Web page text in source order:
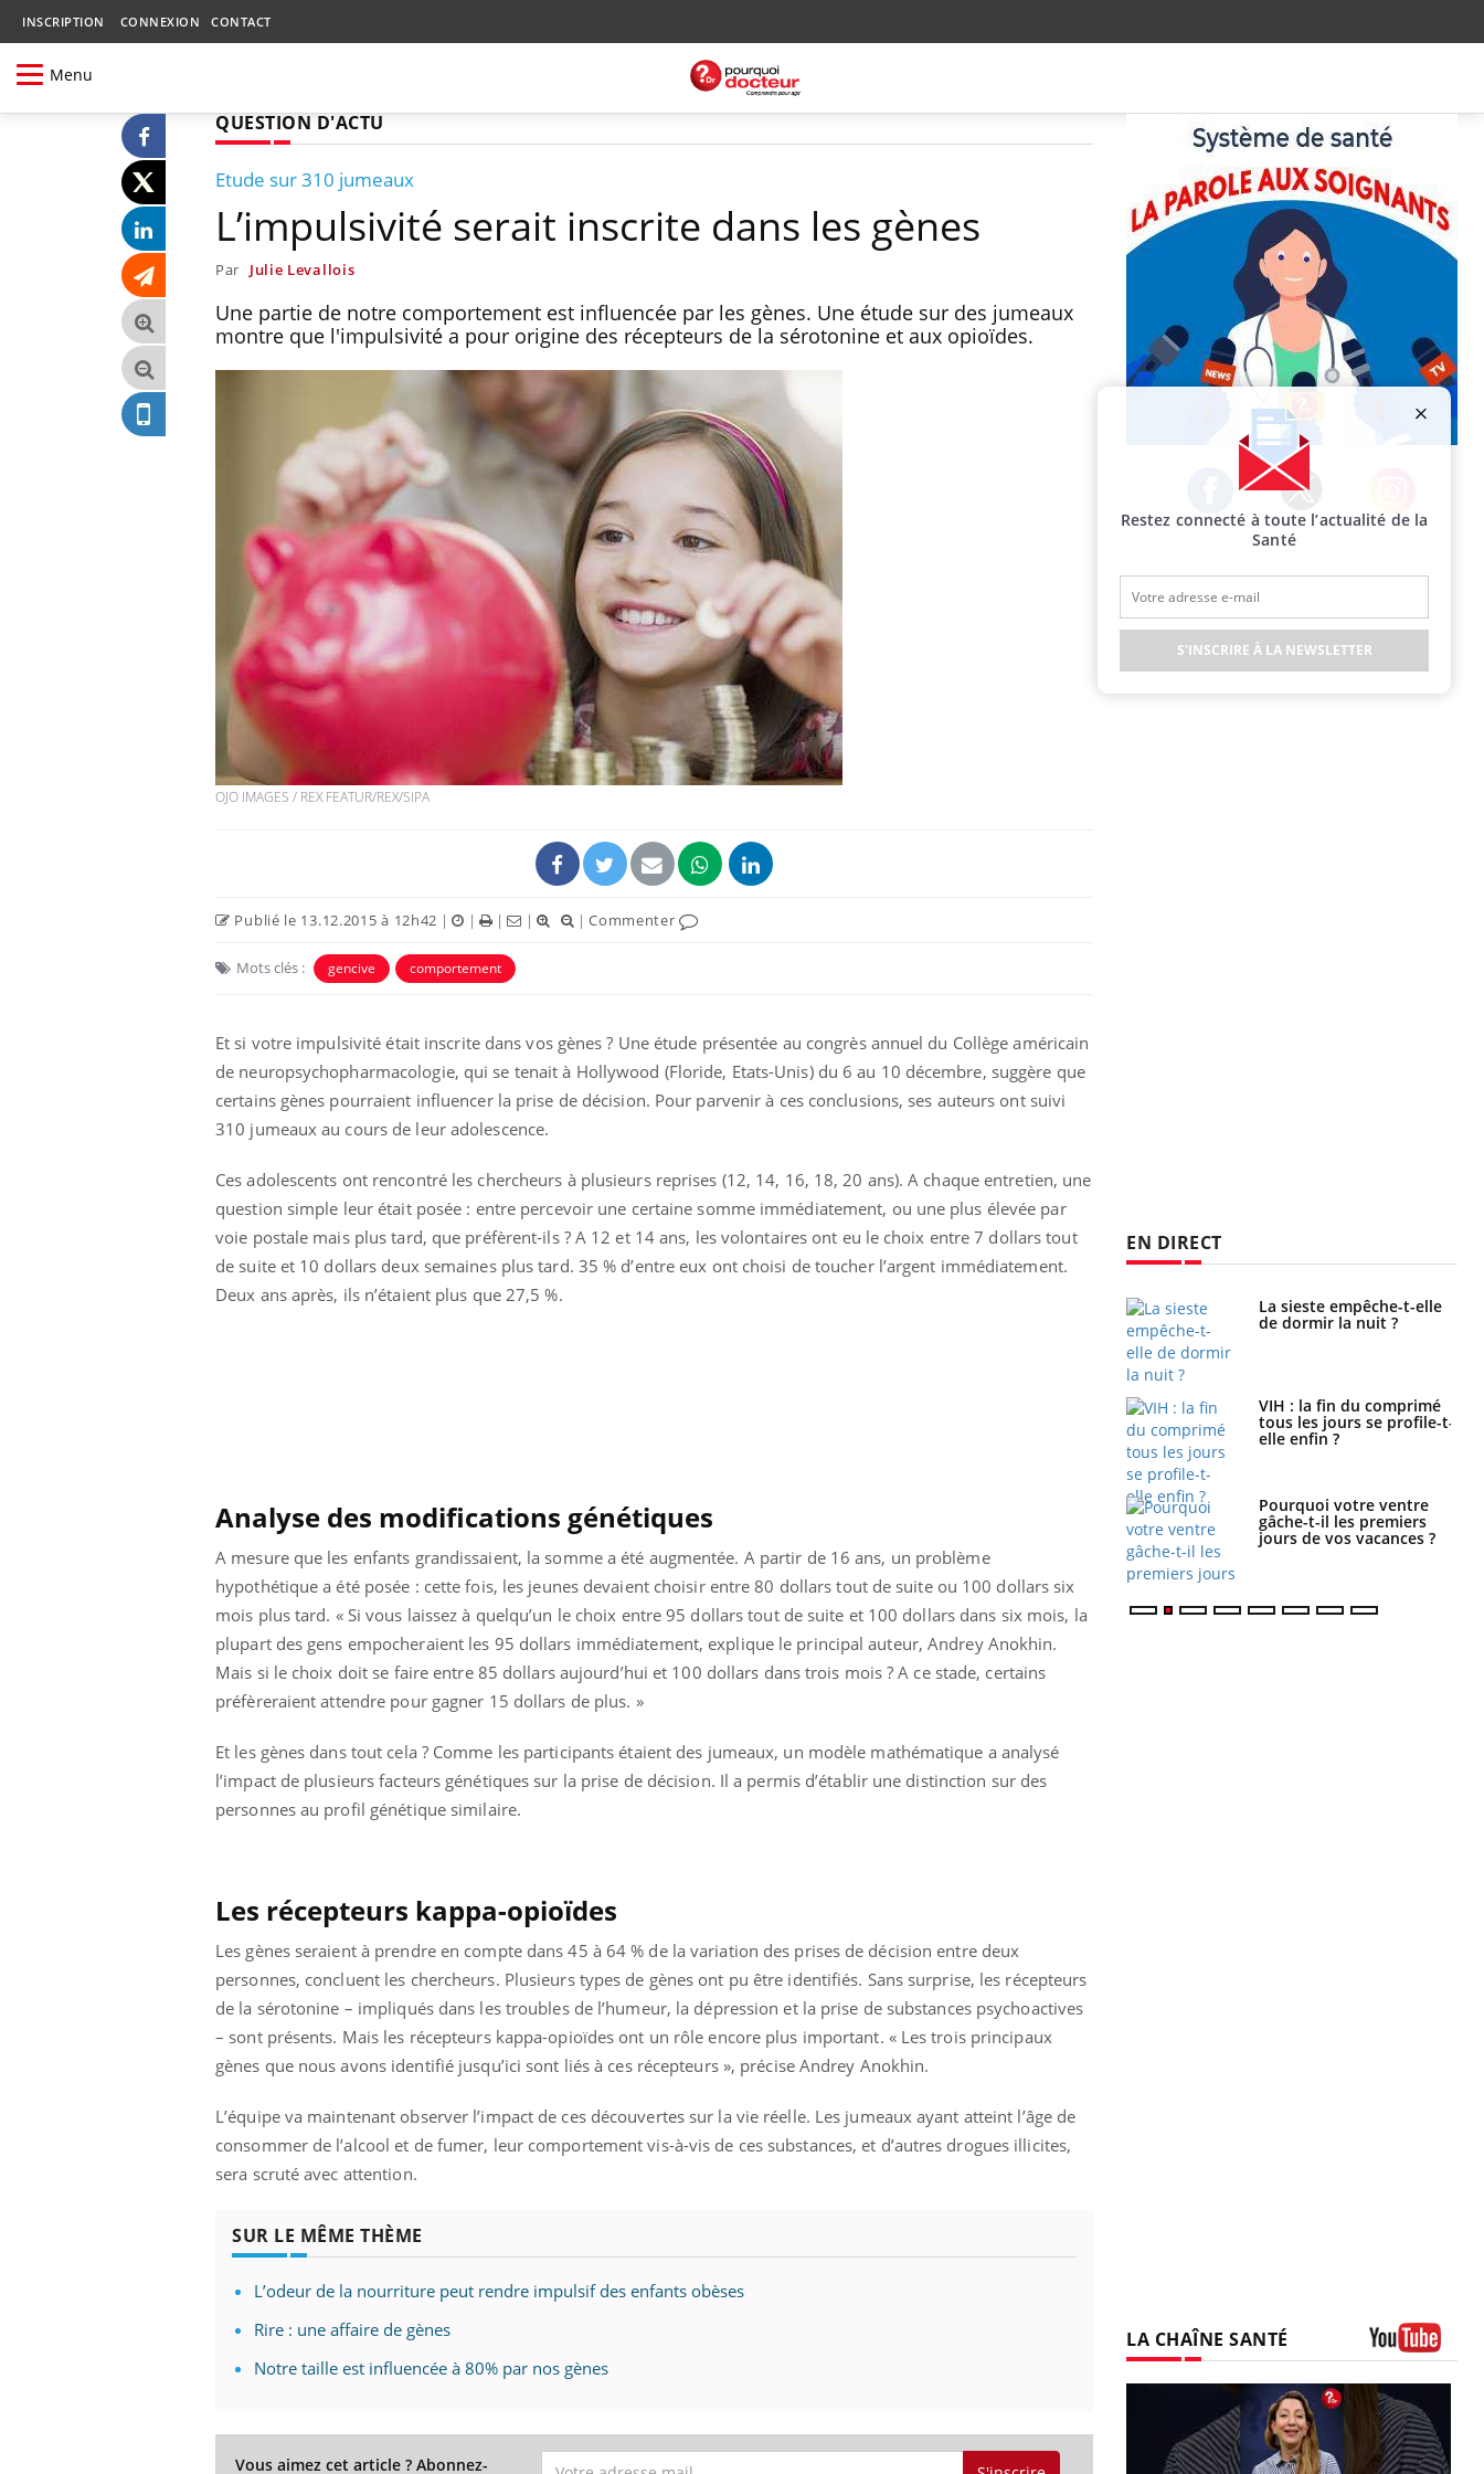
INSCRIPTION CONNEXION CONTACT
Menu
QUESTION D'ACTU
Etude sur 310 jumeaux
L’impulsivité serait inscrite dans les gènes
Par Julie Levallois
Une partie de notre comportement est influencée par les gènes. Une étude sur des jumeaux
montre que l'impulsivité a pour origine des récepteurs de la sérotonine et aux opioïdes.
OJO IMAGES / REX FEATUR/REX/SIPA
Publié le 13.12.2015 à 12h42 | | | | |Commenter
Mots clés : gencive comportement
Et si votre impulsivité était inscrite dans vos gènes ? Une étude présentée au congrès annuel du Collège américain
de neuropsychopharmacologie, qui se tenait à Hollywood (Floride, Etats-Unis) du 6 au 10 décembre, suggère que
certains gènes pourraient influencer la prise de décision. Pour parvenir à ces conclusions, ses auteurs ont suivi
310 jumeaux au cours de leur adolescence.
Ces adolescents ont rencontré les chercheurs à plusieurs reprises (12, 14, 16, 18, 20 ans). A chaque entretien, une
question simple leur était posée : entre percevoir une certaine somme immédiatement, ou une plus élevée par
voie postale mais plus tard, que préfèrent-ils ? A 12 et 14 ans, les volontaires ont eu le choix entre 7 dollars tout
de suite et 10 dollars deux semaines plus tard. 35 % d’entre eux ont choisi de toucher l’argent immédiatement.
Deux ans après, ils n’étaient plus que 27,5 %.
Analyse des modifications génétiques
A mesure que les enfants grandissaient, la somme a été augmentée. A partir de 16 ans, un problème
hypothétique a été posée : cette fois, les jeunes devaient choisir entre 80 dollars tout de suite ou 100 dollars six
mois plus tard. « Si vous laissez à quelqu’un le choix entre 95 dollars tout de suite et 100 dollars dans six mois, la
plupart des gens empocheraient les 95 dollars immédiatement, explique le principal auteur, Andrey Anokhin.
Mais si le choix doit se faire entre 85 dollars aujourd’hui et 100 dollars dans trois mois ? A ce stade, certains
préfèreraient attendre pour gagner 15 dollars de plus. »
Et les gènes dans tout cela ? Comme les participants étaient des jumeaux, un modèle mathématique a analysé
l’impact de plusieurs facteurs génétiques sur la prise de décision. Il a permis d’établir une distinction sur des
personnes au profil génétique similaire.
Les récepteurs kappa-opioïdes
Les gènes seraient à prendre en compte dans 45 à 64 % de la variation des prises de décision entre deux
personnes, concluent les chercheurs. Plusieurs types de gènes ont pu être identifiés. Sans surprise, les récepteurs
de la sérotonine – impliqués dans les troubles de l’humeur, la dépression et la prise de substances psychoactives
– sont présents. Mais les récepteurs kappa-opioïdes ont un rôle encore plus important. « Les trois principaux
gènes que nous avons identifié jusqu’ici sont liés à ces récepteurs », précise Andrey Anokhin.
L’équipe va maintenant observer l’impact de ces découvertes sur la vie réelle. Les jumeaux ayant atteint l’âge de
consommer de l’alcool et de fumer, leur comportement vis-à-vis de ces substances, et d’autres drogues illicites,
sera scruté avec attention.
SUR LE MÊME THÈME
L’odeur de la nourriture peut rendre impulsif des enfants obèses
Rire : une affaire de gènes
Notre taille est influencée à 80% par nos gènes
Vous aimez cet article ? Abonnez-
Facebook Twitter Instagram
EN DIRECT
enceintes
La sieste empêche-t-elle
de dormir la nuit ?
VIH : la fin du comprimé
tous les jours se profile-t-
elle enfin ?
Pourquoi votre ventre
gâche-t-il les premiers
jours de vos vacances ?
LA CHAÎNE SANTÉ
Restez connecté à toute l’actualité de la
Santé
S'INSCRIRE À LA NEWSLETTER